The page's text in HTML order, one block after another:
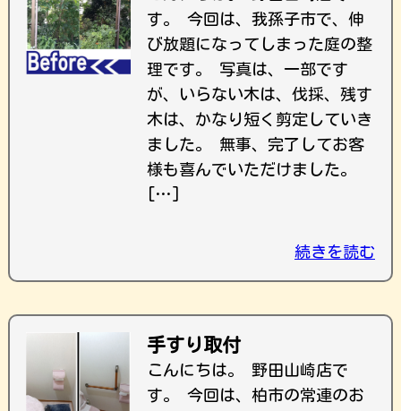
す。 今回は、我孫子市で、伸
び放題になってしまった庭の整
理です。 写真は、一部です
が、いらない木は、伐採、残す
木は、かなり短く剪定していき
ました。 無事、完了してお客
様も喜んでいただけました。
[…]
続きを読む
手すり取付
こんにちは。 野田山崎店で
す。 今回は、柏市の常連のお